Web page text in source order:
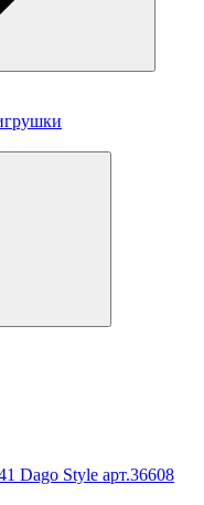
Dago Style арт.36608